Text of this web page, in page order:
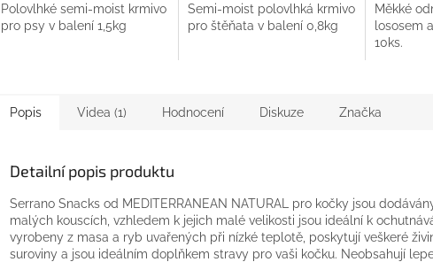
Polovlhké semi-moist krmivo
pro psy v balení 1,5kg
Semi-moist polovlhká krmivo
pro štěňata v balení 0,8kg
Měkké
lososem
10ks.
Popis Videa (1) Hodnocení Diskuze Značka
Detailní popis produktu
Serrano Snacks od MEDITERRANEAN NATURAL pro kočky jsou
malých kouscích, vzhledem k jejich malé velikosti jsou ideální k
vyrobeny z masa a ryb uvařených při nízké teplotě, poskytují veškeré
suroviny a jsou ideálním doplňkem stravy pro vaši kočku. Neobsahují